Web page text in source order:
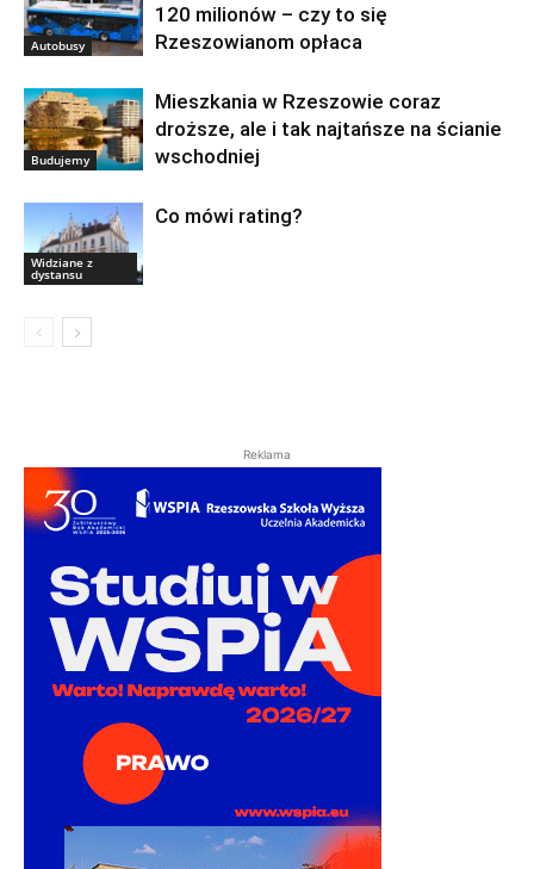
Autobusy
120 milionów – czy to się
Rzeszowianom opłaca
Budujemy
Mieszkania w Rzeszowie coraz
droższe, ale i tak najtańsze na ścianie
wschodniej
Widziane z
dystansu
Co mówi rating?
Reklama